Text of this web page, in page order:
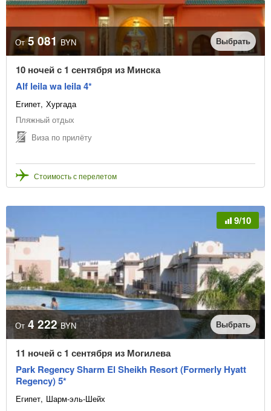
От 5 081 BYN Выбрать
10 ночей с 1 сентября из Минска
Alf leila wa leila 4*
Египет Хургада
Пляжный отдых
Виза по прилёту
Стоимость с перелетом
9/10
От 4 222 BYN Выбрать
11 ночей с 1 сентября из Могилева
Park Regency Sharm El Sheikh Resort (Formerly Hyatt
Regency) 5*
Египет Шарм-эль-Шейх